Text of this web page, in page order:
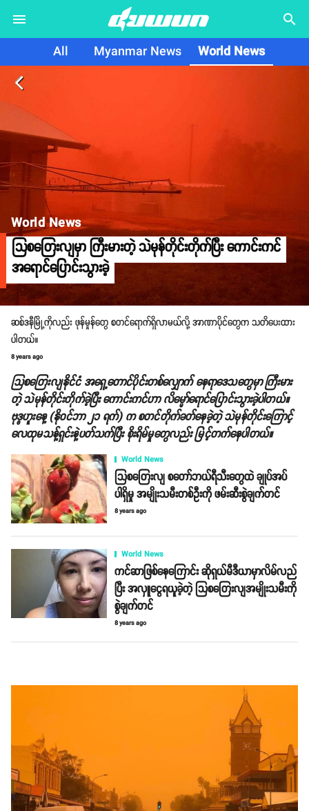
search
All Myanmar News World News
arrow_back_ios
World News
သြစတြေးလျမှာ ကြီးမားတဲ့ သဲမုန်တိုင်းတိုက်ပြီး ကောင်းကင်
အရောင်ပြောင်းသွားခဲ့
ဆစ်ဒနီမြို့ကိုလည်း ဖုန်မှုန်တွေ စတင်ရောက်ရှိလာမယ်လို့ အာဏာပိုင်တွေက သတိပေးထား
ပါတယ်။
8 years ago
သြစတြေးလျနိုင်ငံ အရှေ့တောင်ပိုင်းတစ်လျှောက် နေရာဒေသတွေမှာ ကြီးမား
တဲ့ သဲမုန်တိုင်းတိုက်ခဲ့ပြီး ကောင်းကင်ဟာ လိမ္မော်ရောင်ပြောင်းသွားခဲ့ပါတယ်။
ဗုဒ္ဓဟူးနေ့ (နိုဝင်ဘာ ၂၁ ရက်) က စတင်တိုက်ခတ်နေခဲ့တဲ့ သဲမုန်တိုင်းကြောင့်
လေထုမသန့်ရှင်းနဲ့ပတ်သက်ပြီး စိုးရိမ်မှုတွေလည်း မြင့်တက်နေပါတယ်။
World News
သြစတြေးလျ စတော်ဘယ်ရီသီးတွေထဲ ချုပ်အပ်
ပါရှိမှု အမျိုးသမီးတစ်ဦးကို ဖမ်းဆီးစွဲချက်တင်
8 years ago
World News
ကင်ဆာဖြစ်နေကြောင်း ဆိုရှယ်မီဒီယာမှာလိမ်လည်
ပြီး အလှူငွေရယူခဲ့တဲ့ သြစတြေးလျအမျိုးသမီးကို
စွဲချက်တင်
8 years ago